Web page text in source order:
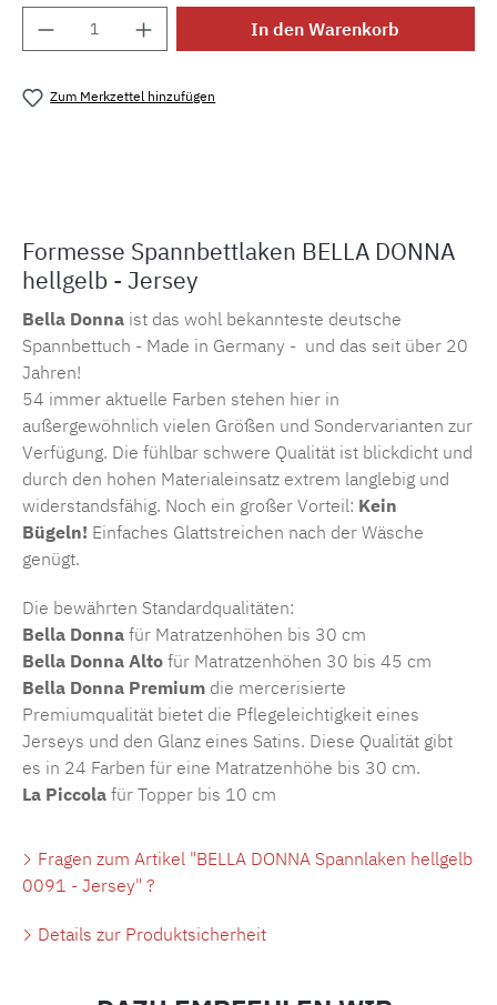
Produkt Anzahl: Gib den gewünschten
In den Warenkorb
Zum Merkzettel hinzufügen
Formesse Spannbettlaken BELLA DONNA
hellgelb - Jersey
Bella Donna ist das wohl bekannteste deutsche
Spannbettuch - Made in Germany - und das seit über 20
Jahren!
54 immer aktuelle Farben stehen hier in
außergewöhnlich vielen Größen und Sondervarianten zur
Verfügung. Die fühlbar schwere Qualität ist blickdicht und
durch den hohen Materialeinsatz extrem langlebig und
widerstandsfähig. Noch ein großer Vorteil: Kein
Bügeln! Einfaches Glattstreichen nach der Wäsche
genügt.
Die bewährten Standardqualitäten:
Bella Donna für Matratzenhöhen bis 30 cm
Bella Donna Alto für Matratzenhöhen 30 bis 45 cm
Bella Donna Premium die mercerisierte
Premiumqualität bietet die Pflegeleichtigkeit eines
Jerseys und den Glanz eines Satins. Diese Qualität gibt
es in 24 Farben für eine Matratzenhöhe bis 30 cm.
La Piccola für Topper bis 10 cm
Fragen zum Artikel "BELLA DONNA Spannlaken hellgelb
0091 - Jersey" ?
Details zur Produktsicherheit